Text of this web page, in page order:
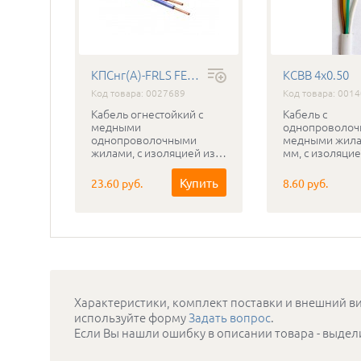
КПСнг(А)-FRLS FE180 2Х2Х0.5 ГОСТ
Код товара: 0027689
Кабель огнестойкий с
медными
однопроволочными
жилами, с изоляцией из
кремнийорганической
резины и оболочкой из
нераспространяющего
числе бронированный на
пламени в течении
180мин.
23.60 руб. Купить
КСВВ 4х0.50
Код товара:
Кабель с
медными
мм, с
оболочкой
пластиката, для
внутренней
8.60 руб.
Характеристики, комплект поставки и внешний
используйте формуЗадать вопрос.
Если Вы нашли ошибку в описании товара -